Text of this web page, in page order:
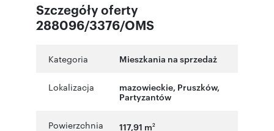
Szczegóły oferty
288096/3376/OMS
Kategoria Mieszkania na sprzedaż
Lokalizacja mazowieckie, Pruszków,
Partyzantów
Powierzchnia
117,91 m2